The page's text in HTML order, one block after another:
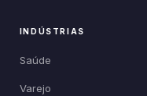
INDÚSTRIAS
Saúde
Varejo